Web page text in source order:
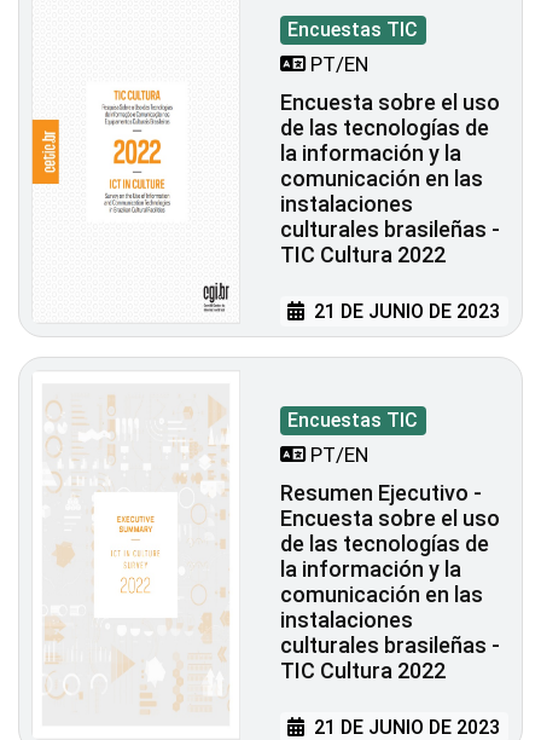
Encuestas TIC
PT/EN
Encuesta sobre el uso
de las tecnologías de
la información y la
comunicación en las
instalaciones
culturales brasileñas -
TIC Cultura 2022
21 DE JUNIO DE 2023
Encuestas TIC
PT/EN
Resumen Ejecutivo -
Encuesta sobre el uso
de las tecnologías de
la información y la
comunicación en las
instalaciones
culturales brasileñas -
TIC Cultura 2022
21 DE JUNIO DE 2023